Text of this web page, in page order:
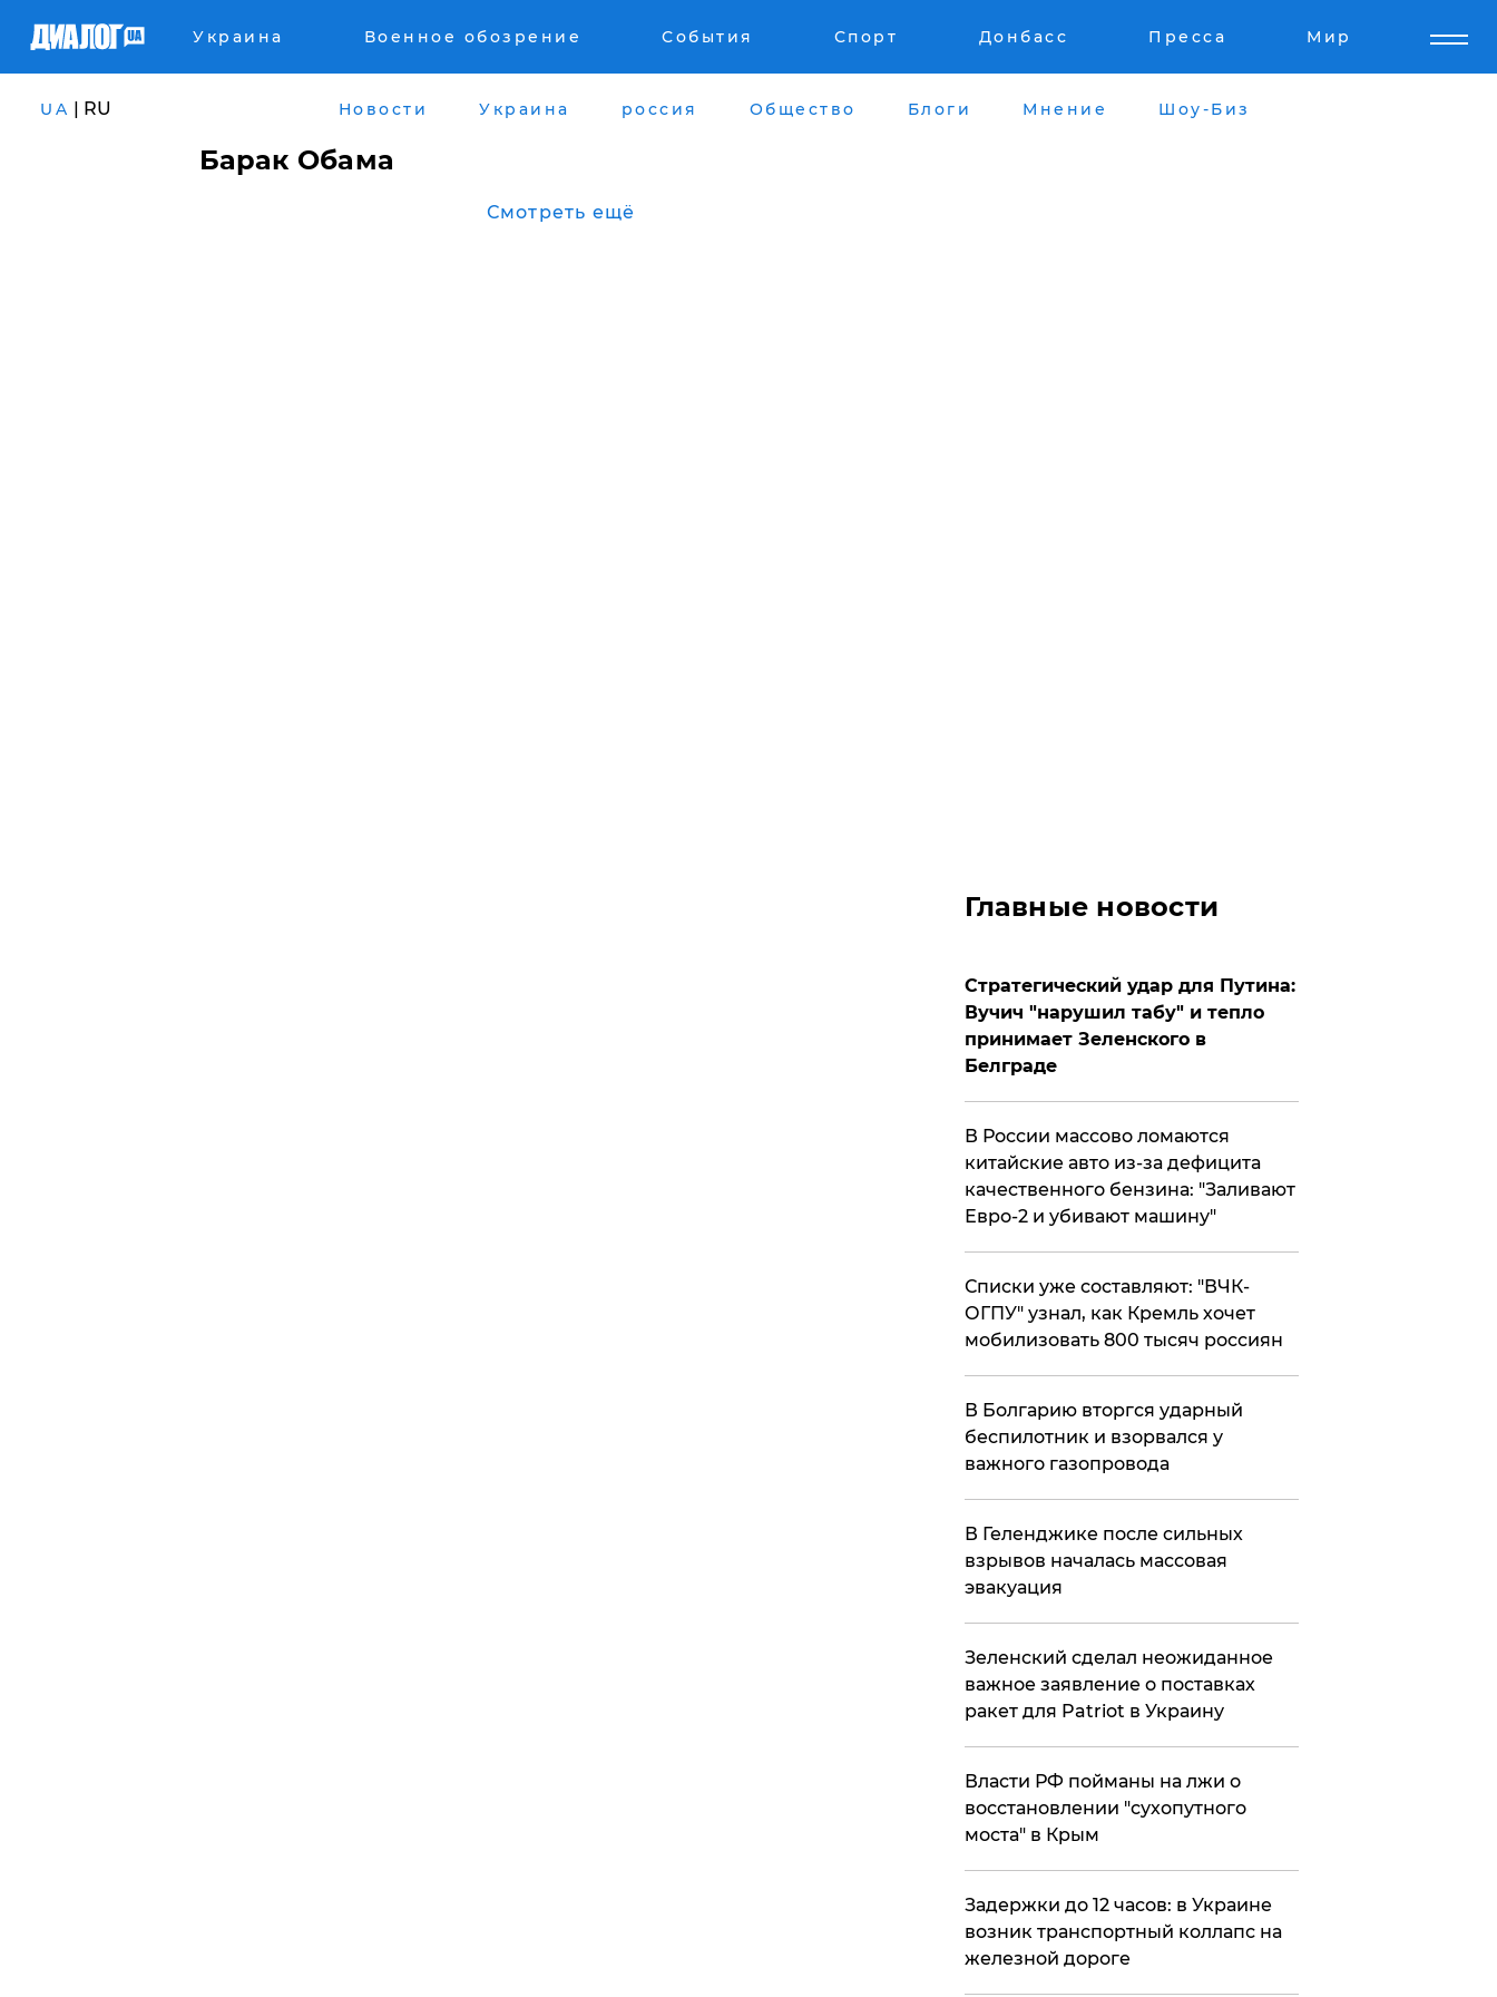
Украина Военное обозрение События Спорт Донбасс Пресса Мир
UA | RU Новости Украина россия Общество Блоги Мнение Шоу-Биз
Барак Обама
Смотреть ещё
Главные новости
Стратегический удар для Путина:
Вучич "нарушил табу" и тепло
принимает Зеленского в
Белграде
В России массово ломаются
китайские авто из-за дефицита
качественного бензина: "Заливают
Евро-2 и убивают машину"
Списки уже составляют: "ВЧК-
ОГПУ" узнал, как Кремль хочет
мобилизовать 800 тысяч россиян
В Болгарию вторгся ударный
беспилотник и взорвался у
важного газопровода
В Геленджике после сильных
взрывов началась массовая
эвакуация
Зеленский сделал неожиданное
важное заявление о поставках
ракет для Patriot в Украину
Власти РФ пойманы на лжи о
восстановлении "сухопутного
моста" в Крым
Задержки до 12 часов: в Украине
возник транспортный коллапс на
железной дороге